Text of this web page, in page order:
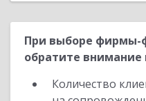
При выборе фирмы-
обратите внимание
Количество